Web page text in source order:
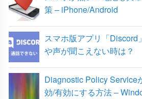
策 – iPhone/Android
スマホ版アプリ「Discord
や声が聞こえない時は？
Diagnostic Policy Service
効/有効にする方法 –